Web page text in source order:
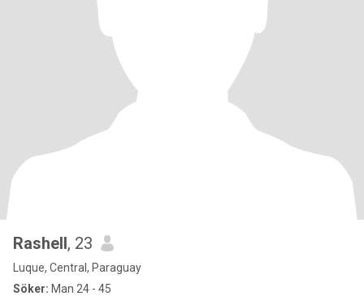
Rashell, 23
Luque, Central, Paraguay
Söker: Man 24 - 45